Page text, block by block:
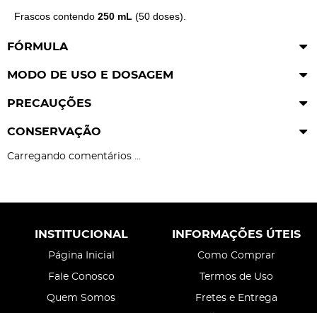
Frascos contendo 250 mL (50 doses).
FÓRMULA
MODO DE USO E DOSAGEM
PRECAUÇÕES
CONSERVAÇÃO
Carregando comentários ...
INSTITUCIONAL
Página Inicial
Fale Conosco
Quem Somos
INFORMAÇÕES ÚTEIS
Como Comprar
Termos de Uso
Fretes e Entrega